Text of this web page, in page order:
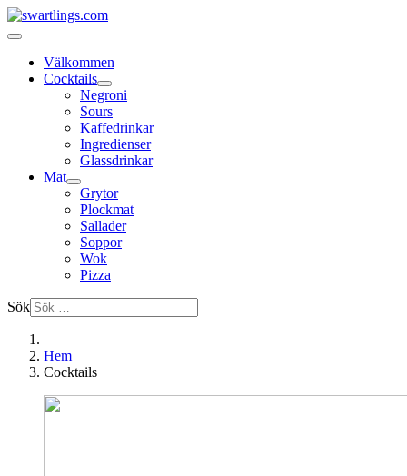
Välkommen
Cocktails
Negroni
Sours
Kaffedrinkar
Ingredienser
Glassdrinkar
Mat
Grytor
Plockmat
Sallader
Soppor
Wok
Pizza
Sök
Hem
Cocktails